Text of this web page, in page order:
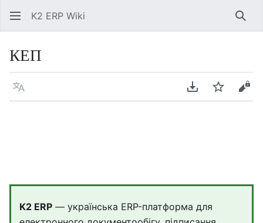
K2 ERP Wiki
КЕП
Мова Завантажити
K2 ERP — українська ERP-платформа для